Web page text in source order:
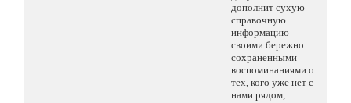
дополнит сухую
справочную
информацию
своими бережно
сохраненными
воспоминаниями о
тех, кого уже нет с
нами рядом,